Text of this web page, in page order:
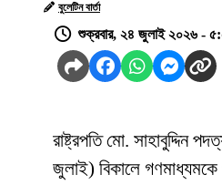
বুলেটিন বার্তা
শুক্রবার, ২৪ জুলাই ২০২৬ -
রাষ্ট্রপতি মো. সাহাবুদ্দিন
জুলাই) বিকালে গণমাধ্যমকে